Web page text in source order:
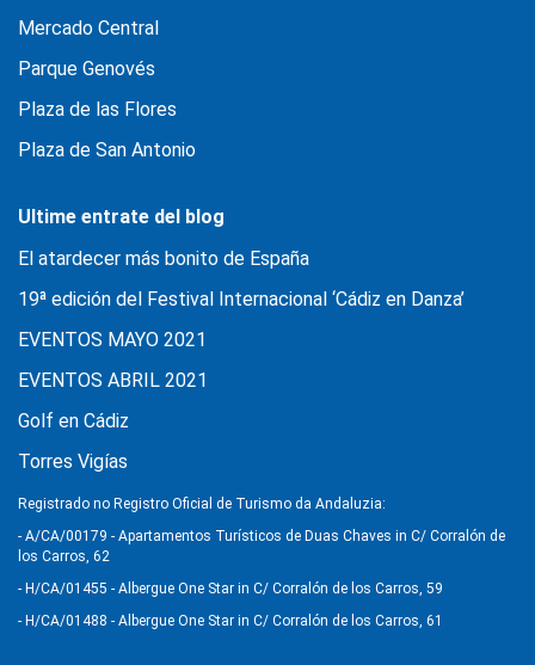
Mercado Central
Parque Genovés
Plaza de las Flores
Plaza de San Antonio
Ultime entrate del blog
El atardecer más bonito de España
19ª edición del Festival Internacional ‘Cádiz en Danza’
EVENTOS MAYO 2021
EVENTOS ABRIL 2021
Golf en Cádiz
Torres Vigías
Registrado no Registro Oficial de Turismo da Andaluzia:
- A/CA/00179 - Apartamentos Turísticos de Duas Chaves in C/ Corralón de
los Carros, 62
- H/CA/01455 - Albergue One Star in C/ Corralón de los Carros, 59
- H/CA/01488 - Albergue One Star in C/ Corralón de los Carros, 61